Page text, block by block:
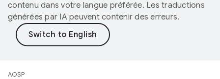
contenu dans votre langue préférée. Les traductions
générées par IA peuvent contenir des erreurs.
AOSP